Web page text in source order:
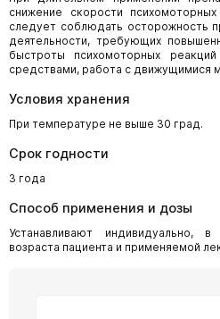
снижение скорости
следует соблюдать осторожность
деятельности, требующих
быстроты психомоторных
средствами, работа с движущимися
Условия хранения
При температуре не выше 30 град.
Срок годности
3 года
Способ применения и дозы
Устанавливают индивидуально,
возраста пациента и применяемой